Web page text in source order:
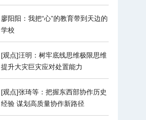
会
廖阳阳：我把“心”的教育带到天边的
学校
[观点]汪明：树牢底线思维极限思维
提升大灾巨灾应对处置能力
[观点]张琦等：把握东西部协作历史
经验 谋划高质量协作新路径